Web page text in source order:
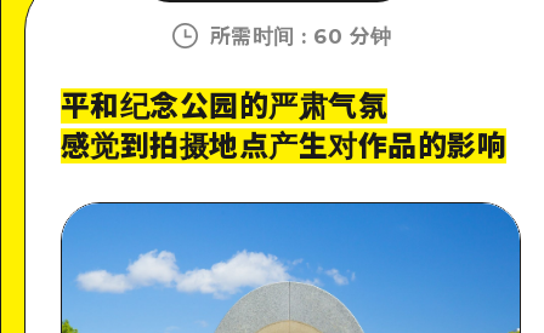
所需时间 : 60 分钟
平和纪念公园的严肃气氛
感觉到拍摄地点产生对作品的影响